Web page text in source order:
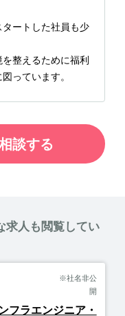
タートした社員も少
整えるために福利
っています。
談する
求人も閲覧してい
※社名非公
開
フラエンジニア・